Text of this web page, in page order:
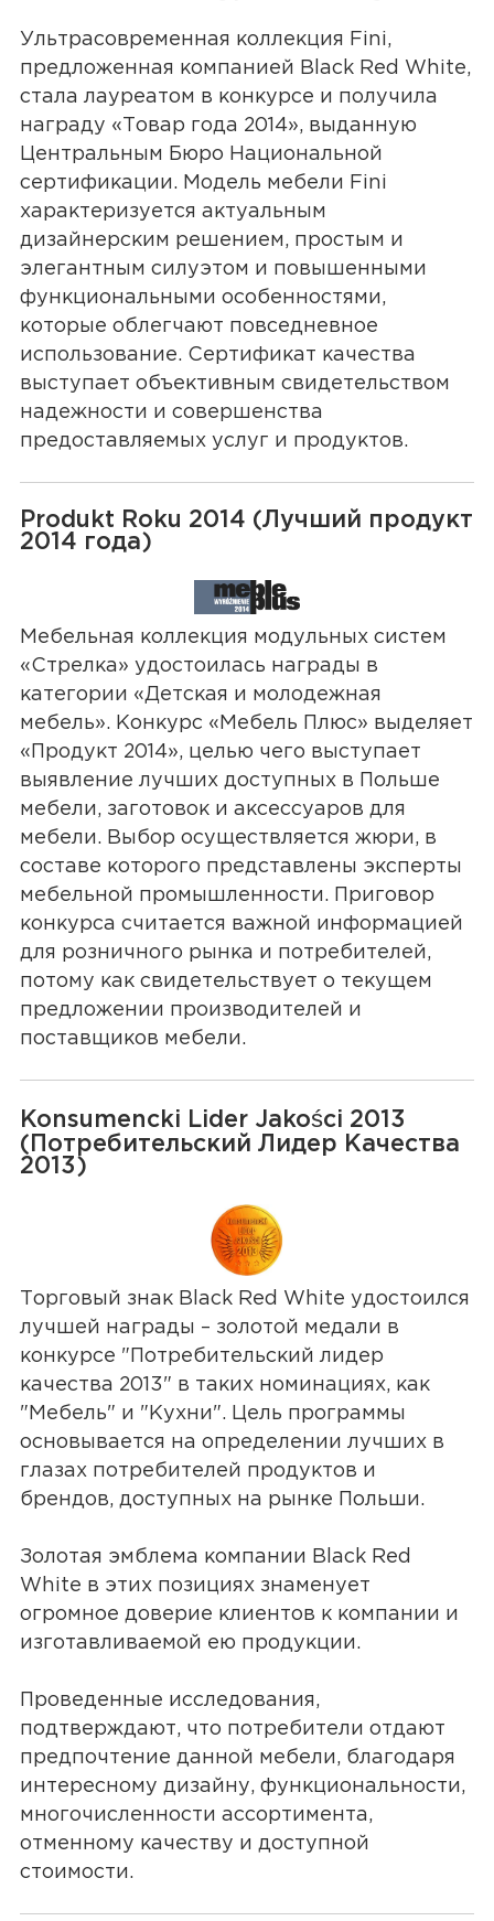
Ультрасовременная коллекция Fini,
предложенная компанией Black Red White,
стала лауреатом в конкурсе и получила
награду «Товар года 2014», выданную
Центральным Бюро Национальной
сертификации. Модель мебели Fini
характеризуется актуальным
дизайнерским решением, простым и
элегантным силуэтом и повышенными
функциональными особенностями,
которые облегчают повседневное
использование. Сертификат качества
выступает объективным свидетельством
надежности и совершенства
предоставляемых услуг и продуктов.
Produkt Roku 2014 (Лучший продукт
2014 года)
Мебельная коллекция модульных систем
«Стрелка» удостоилась награды в
категории «Детская и молодежная
мебель». Конкурс «Мебель Плюс» выделяет
«Продукт 2014», целью чего выступает
выявление лучших доступных в Польше
мебели, заготовок и аксессуаров для
мебели. Выбор осуществляется жюри, в
составе которого представлены эксперты
мебельной промышленности. Приговор
конкурса считается важной информацией
для розничного рынка и потребителей,
потому как свидетельствует о текущем
предложении производителей и
поставщиков мебели.
Konsumencki Lider Jakości 2013
(Потребительский Лидер Качества
2013)
Торговый знак Black Red White удостоился
лучшей награды – золотой медали в
конкурсе "Потребительский лидер
качества 2013" в таких номинациях, как
"Мебель" и "Кухни". Цель программы
основывается на определении лучших в
глазах потребителей продуктов и
брендов, доступных на рынке Польши.
Золотая эмблема компании Black Red
White в этих позициях знаменует
огромное доверие клиентов к компании и
изготавливаемой ею продукции.
Проведенные исследования,
подтверждают, что потребители отдают
предпочтение данной мебели, благодаря
интересному дизайну, функциональности,
многочисленности ассортимента,
отменному качеству и доступной
стоимости.